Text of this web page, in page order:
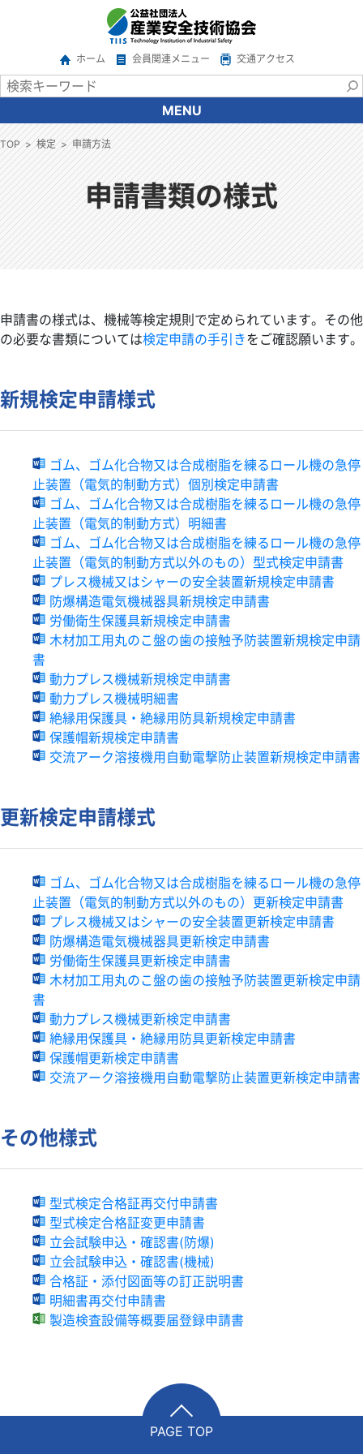
ホーム 会員関連メニュー 交通アクセス
MENU
協会について
会長あいさつ
協会の概要
沿革
情報公開
アクセス
広報
IECEx
TIIS認証
書籍等の頒布
講座・講習会のご案内
職員募集
物品調達
お問合せ・ご意見
TOP 検定 申請方法
申請書類の様式
申請書の様式は、機械等検定規則で定められています。その他
の必要な書類については検定申請の手引きをご確認願います。
新規検定申請様式
ゴム、ゴム化合物又は合成樹脂を練るロール機の急停
止装置（電気的制動方式）個別検定申請書
ゴム、ゴム化合物又は合成樹脂を練るロール機の急停
止装置（電気的制動方式）明細書
ゴム、ゴム化合物又は合成樹脂を練るロール機の急停
止装置（電気的制動方式以外のもの）型式検定申請書
プレス機械又はシャーの安全装置新規検定申請書
防爆構造電気機械器具新規検定申請書
労働衛生保護具新規検定申請書
木材加工用丸のこ盤の歯の接触予防装置新規検定申請
書
動力プレス機械新規検定申請書
動力プレス機械明細書
絶縁用保護具・絶縁用防具新規検定申請書
保護帽新規検定申請書
交流アーク溶接機用自動電撃防止装置新規検定申請書
更新検定申請様式
ゴム、ゴム化合物又は合成樹脂を練るロール機の急停
止装置（電気的制動方式以外のもの）更新検定申請書
プレス機械又はシャーの安全装置更新検定申請書
防爆構造電気機械器具更新検定申請書
労働衛生保護具更新検定申請書
木材加工用丸のこ盤の歯の接触予防装置更新検定申請
書
動力プレス機械更新検定申請書
絶縁用保護具・絶縁用防具更新検定申請書
保護帽更新検定申請書
交流アーク溶接機用自動電撃防止装置更新検定申請書
その他様式
型式検定合格証再交付申請書
型式検定合格証変更申請書
立会試験申込・確認書(防爆)
立会試験申込・確認書(機械)
合格証・添付図面等の訂正説明書
明細書再交付申請書
製造検査設備等概要届登録申請書
PAGE TOP